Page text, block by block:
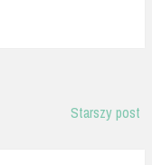
Starszy post